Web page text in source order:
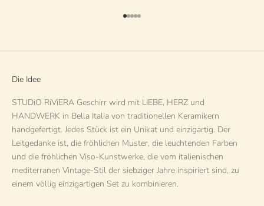
Gehe zu Element 1
Gehe zu Element 2
Gehe zu Element 3
Gehe zu Element 4
Gehe zu Element 5
Die Idee
STUDiO RiViERA Geschirr wird mit LIEBE, HERZ und
HANDWERK in Bella Italia von traditionellen Keramikern
handgefertigt. Jedes Stück ist ein Unikat und einzigartig. Der
Leitgedanke ist, die fröhlichen Muster, die leuchtenden Farben
und die fröhlichen Viso-Kunstwerke, die vom italienischen
mediterranen Vintage-Stil der siebziger Jahre inspiriert sind, zu
einem völlig einzigartigen Set zu kombinieren.